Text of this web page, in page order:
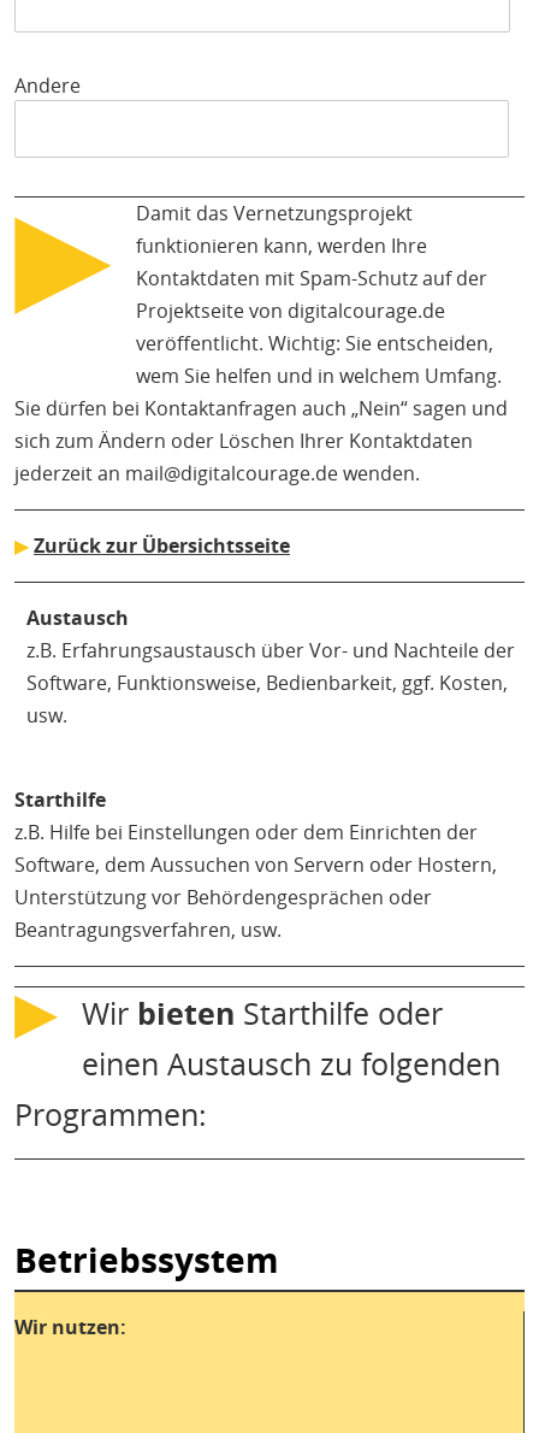
Andere
▶
Damit das Vernetzungsprojekt
funktionieren kann, werden Ihre
Kontaktdaten mit Spam-Schutz auf der
Projektseite von digitalcourage.de
veröffentlicht. Wichtig: Sie entscheiden,
wem Sie helfen und in welchem Umfang.
Sie dürfen bei Kontaktanfragen auch „Nein“ sagen und
sich zum Ändern oder Löschen Ihrer Kontaktdaten
jederzeit an mail@digitalcourage.de wenden.
▶Zurück zur Übersichtsseite
Austausch
z.B. Erfahrungsaustausch über Vor- und Nachteile der
Software, Funktionsweise, Bedienbarkeit, ggf. Kosten,
usw.
Starthilfe
z.B. Hilfe bei Einstellungen oder dem Einrichten der
Software, dem Aussuchen von Servern oder Hostern,
Unterstützung vor Behördengesprächen oder
Beantragungsverfahren, usw.
▶ Wir bieten Starthilfe oder
einen Austausch zu folgenden
Programmen:
Betriebssystem
Wir nutzen: